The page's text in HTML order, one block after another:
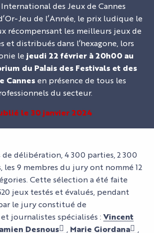
des Jeux de Cannes
Jeu de l’Année, le prix ludique le
récompensant les meilleurs jeux de
et distribués dans l’hexagone, lors
le jeudi 22 février à 20h00 au
du Palais des Festivals et des
Cannesen présence de tous les
du secteur.
le 30 janvier 2024
de délibération, 4 300 parties, 2 300
les 9 membres du jury ont nommé 12
Cette sélection a été faite
jeux testés et évalués, pendant
le jury constitué de
journalistes spécialisés : Vincent
Desnous Marie Giordana